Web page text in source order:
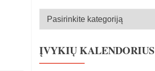
Kategorijos
ĮVYKIŲ KALENDORIUS